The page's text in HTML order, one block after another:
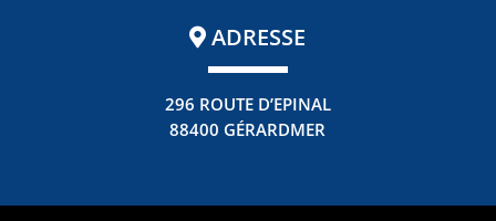
ADRESSE
296 ROUTE D’EPINAL
88400 GÉRARDMER